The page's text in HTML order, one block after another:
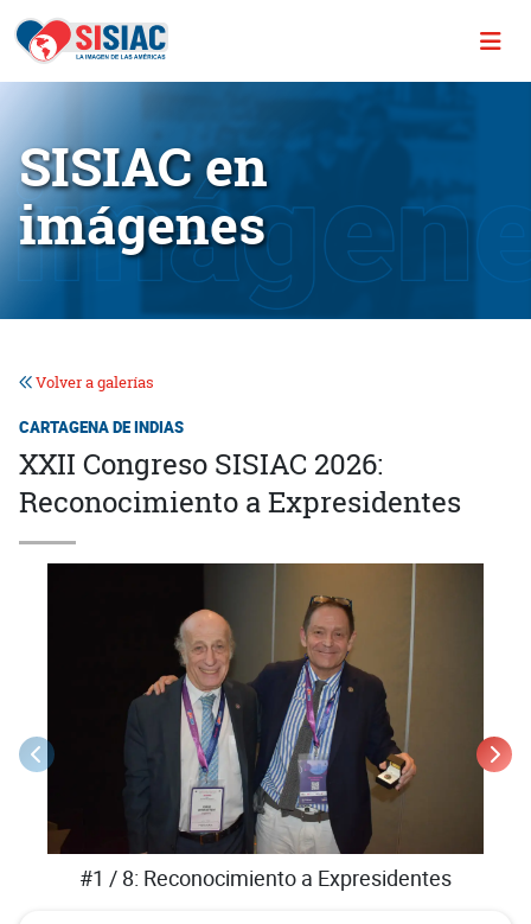
SISIAC en
imágenes
Volver a galerías
CARTAGENA DE INDIAS
XXII Congreso SISIAC 2026:
Reconocimiento a Expresidentes
#1 / 8: Reconocimiento a Expresidentes